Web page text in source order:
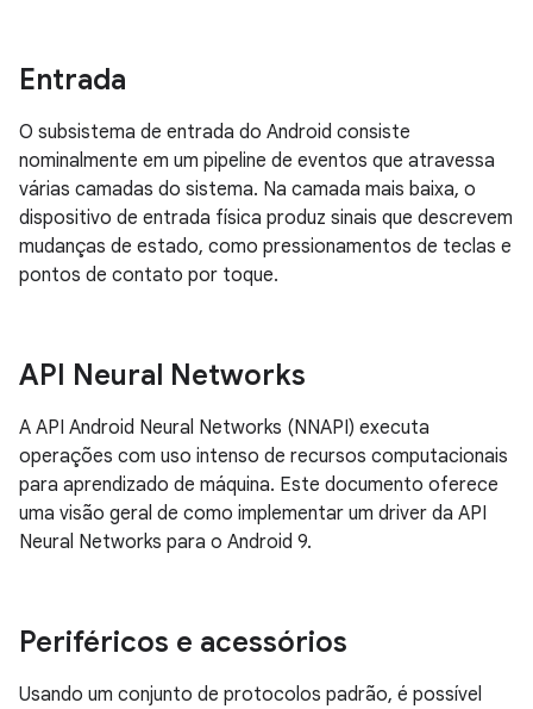
Entrada
O subsistema de entrada do Android consiste
nominalmente em um pipeline de eventos que atravessa
várias camadas do sistema. Na camada mais baixa, o
dispositivo de entrada física produz sinais que descrevem
mudanças de estado, como pressionamentos de teclas e
pontos de contato por toque.
API Neural Networks
A API Android Neural Networks (NNAPI) executa
operações com uso intenso de recursos computacionais
para aprendizado de máquina. Este documento oferece
uma visão geral de como implementar um driver da API
Neural Networks para o Android 9.
Periféricos e acessórios
Usando um conjunto de protocolos padrão, é possível